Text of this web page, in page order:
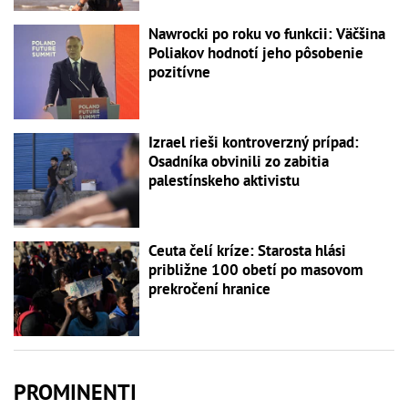
Nawrocki po roku vo funkcii: Väčšina
Poliakov hodnotí jeho pôsobenie
pozitívne
Izrael rieši kontroverzný prípad:
Osadníka obvinili zo zabitia
palestínskeho aktivistu
Ceuta čelí kríze: Starosta hlási
približne 100 obetí po masovom
prekročení hranice
PROMINENTI